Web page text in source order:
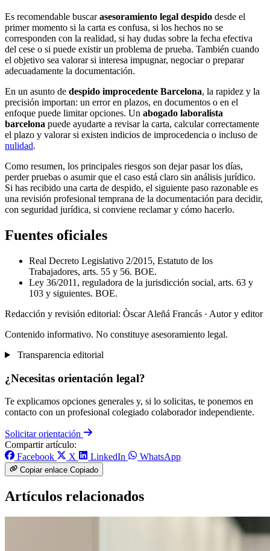
Es recomendable buscarasesoramiento legal despido desde el
primer momento si la carta es confusa, si los hechos no se
corresponden con la realidad, si hay dudas sobre la fecha efectiva
del cese o si puede existir un problema de prueba. También cuando
el objetivo sea valorar si interesa impugnar, negociar o preparar
adecuadamente la documentación.
En un asunto de despido improcedente Barcelona, la rapidez y la
precisión importan: un error en plazos, en documentos o en el
enfoque puede limitar opciones. Un abogado laboralista
barcelona puede ayudarte a revisar la carta, calcular correctamente
el plazo y valorar si existen indicios de improcedencia o incluso de
nulidad.
Como resumen, los principales riesgos son dejar pasar los días,
perder pruebas o asumir que el caso está claro sin análisis jurídico.
Si has recibido una carta de despido, el siguiente paso razonable es
una revisión profesional temprana de la documentación para decidir,
con seguridad jurídica, si conviene reclamar y cómo hacerlo.
Fuentes oficiales
Real Decreto Legislativo 2/2015, Estatuto de los
Trabajadores, arts. 55 y 56. BOE.
Ley 36/2011, reguladora de la jurisdicción social, arts. 63 y
103 y siguientes. BOE.
Redacción y revisión editorial: Òscar Aleñá Francás · Autor y editor
Contenido informativo. No constituye asesoramiento legal.
Transparencia editorial
¿Necesitas orientación legal?
Te explicamos opciones generales y, si lo solicitas, te ponemos en
contacto con un profesional colegiado colaborador independiente.
Solicitar orientación
Compartir artículo:
Facebook
X LinkedIn WhatsApp
Copiar enlace Copiado
Artículos relacionados